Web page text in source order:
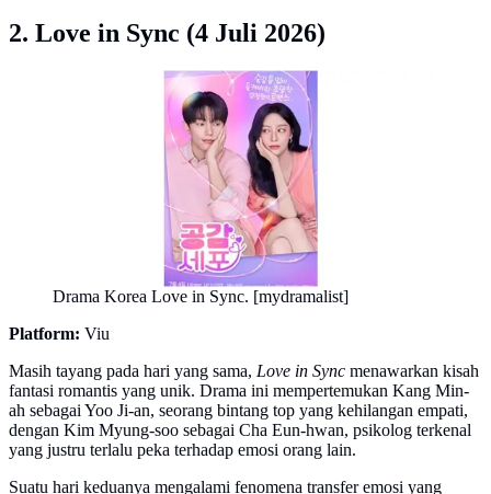
2. Love in Sync (4 Juli 2026)
Drama Korea Love in Sync. [mydramalist]
Platform: Viu
Masih tayang pada hari yang sama, Love in Sync menawarkan kisah
fantasi romantis yang unik. Drama ini mempertemukan Kang Min-
ah sebagai Yoo Ji-an, seorang bintang top yang kehilangan empati,
dengan Kim Myung-soo sebagai Cha Eun-hwan, psikolog terkenal
yang justru terlalu peka terhadap emosi orang lain.
Suatu hari keduanya mengalami fenomena transfer emosi yang